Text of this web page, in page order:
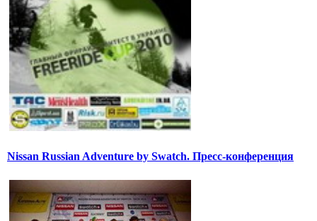
Nissan Russian Adventure by Swatch. Пресс-конференция